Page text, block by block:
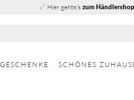
Hier gehts's zum Händlershop
GESCHENKE SCHÖNES